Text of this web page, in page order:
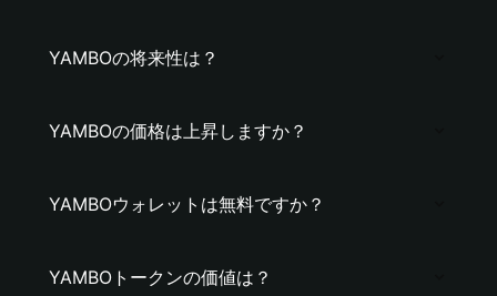
YAMBOの将来性は？
YAMBOの価格は上昇しますか？
YAMBOウォレットは無料ですか？
YAMBOトークンの価値は？